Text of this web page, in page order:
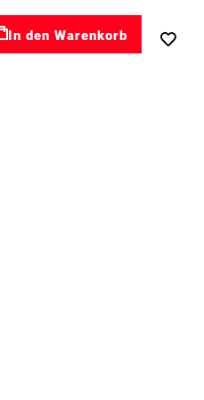
In den Warenkorb